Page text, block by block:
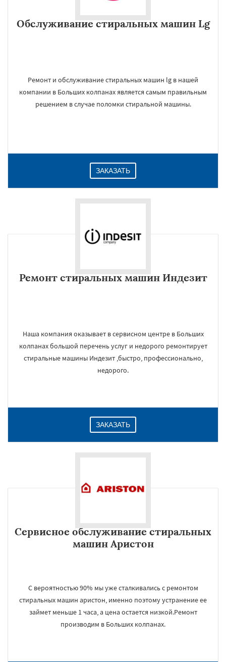
Обслуживание стиральных машин Lg
Ремонт и обслуживание стиральных машин lg в нашей
компании в Больших колпанах является самым правильным
решением в случае поломки стиральной машины.
ЗАКАЗАТЬ
Ремонт стиральных машин Индезит
Наша компания оказывает в сервисном центре в Больших
колпанах большой перечень услуг и недорого ремонтирует
стиральные машины Индезит ,быстро, профессионально,
недорого.
ЗАКАЗАТЬ
Сервисное обслуживание стиральных
машин Аристон
С вероятностью 90% мы уже сталкивались с ремонтом
стиральных машин аристон, именно поэтому устранение ее
займет меньше 1 часа, а цена остается низкой.Ремонт
производим в Больших колпанах.